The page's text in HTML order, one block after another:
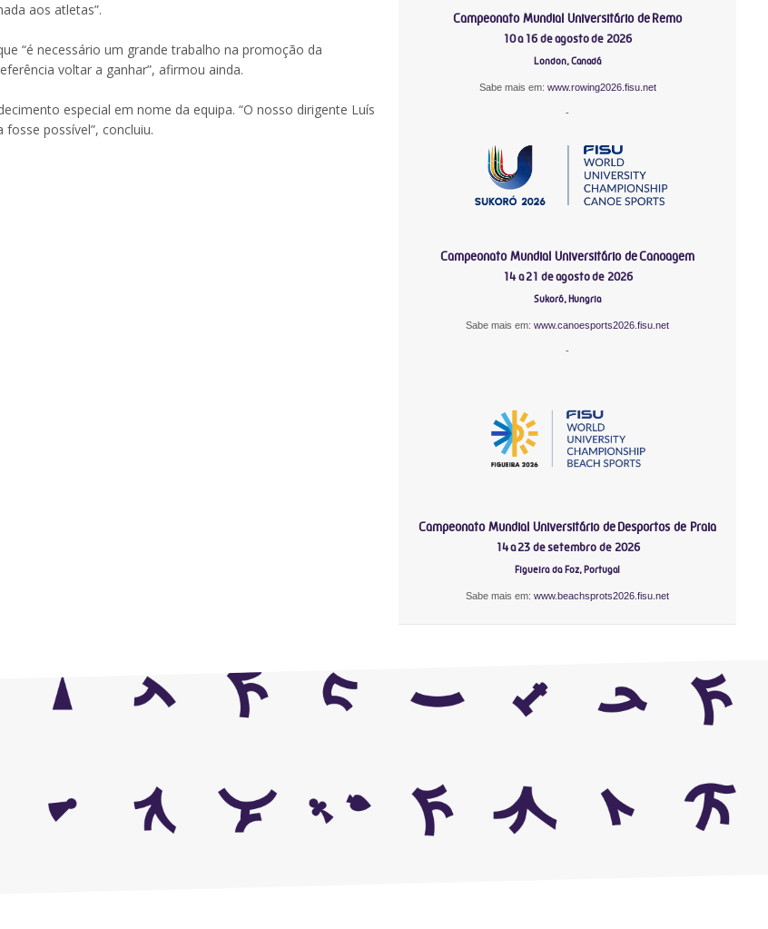
aos atletas”.
“é necessário um grande trabalho na promoção da
voltar a ganhar”, afirmou ainda.
especial em nome da equipa. “O nosso dirigente Luís
possível”, concluiu.
Campeonato Mundial Universitário de Remo
10 a 16 de agosto de 2026
London, Canadá
Sabe mais em: www.rowing2026.fisu.net
-
Campeonato Mundial Universitário de Canoagem
14 a 21 de agosto de 2026
Sukoró, Hungria
Sabe mais em:www.canoesports2026.fisu.net
-
Campeonato Mundial Universitário de Desportos de Praia
14 a 23 de setembro de 2026
Figueira da Foz, Portugal
Sabe mais em:www.beachsprots2026.fisu.net